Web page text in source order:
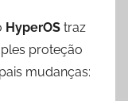
HyperOS traz
proteção
mudanças: